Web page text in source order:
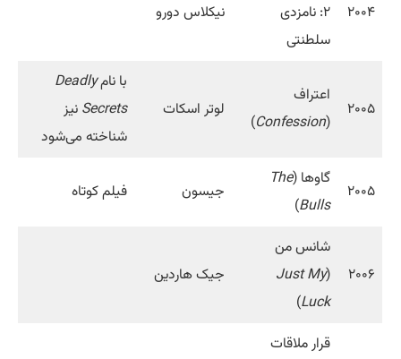
۲۰۰۴
۲: نامزدی
سلطنتی
نیکلاس دورو
۲۰۰۵
اعتراف
(
Confession
)
لوتر اسکات
با نامDeadly
Secrets نیز
شناخته می‌شود
۲۰۰۵
گاوها (The
Bulls
)
جیسون فیلم کوتاه
۲۰۰۶
شانس من
(
Just My
Luck
)
جیک هاردین
قرار ملاقات